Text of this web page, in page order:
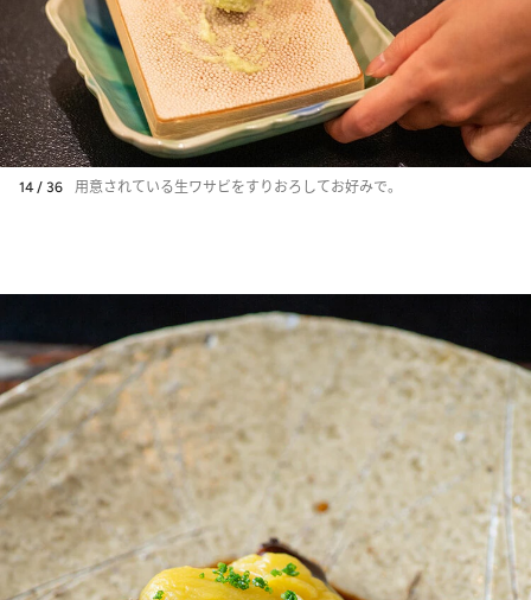
14 / 36 用意されている生ワサビをすりおろしてお好みで。